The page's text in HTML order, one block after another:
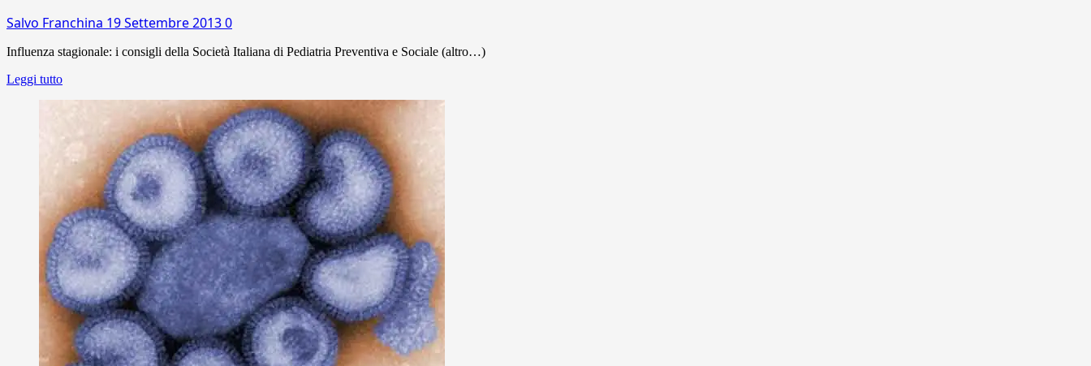
Salvo Franchina 19 Settembre 20130
Influenza stagionale: i consigli della Società Italiana di Pediatria Preventiva e Sociale (altro…)
Leggi tutto